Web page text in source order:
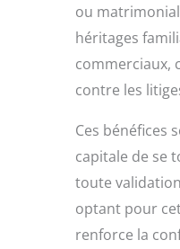
ou
héritages
commerciaux,
contre les
Ces bénéfices
capitale de se
toute
optant pour
renforce la